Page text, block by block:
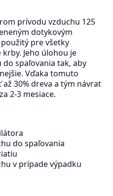
prívodu vzduchu 125
dotykovým
pre všetky
Jeho úlohou je
spaľovania tak, aby
Vďaka tomuto
30% dreva a tým návrat
2-3 mesiace.
do spaľovania
v prípade výpadku